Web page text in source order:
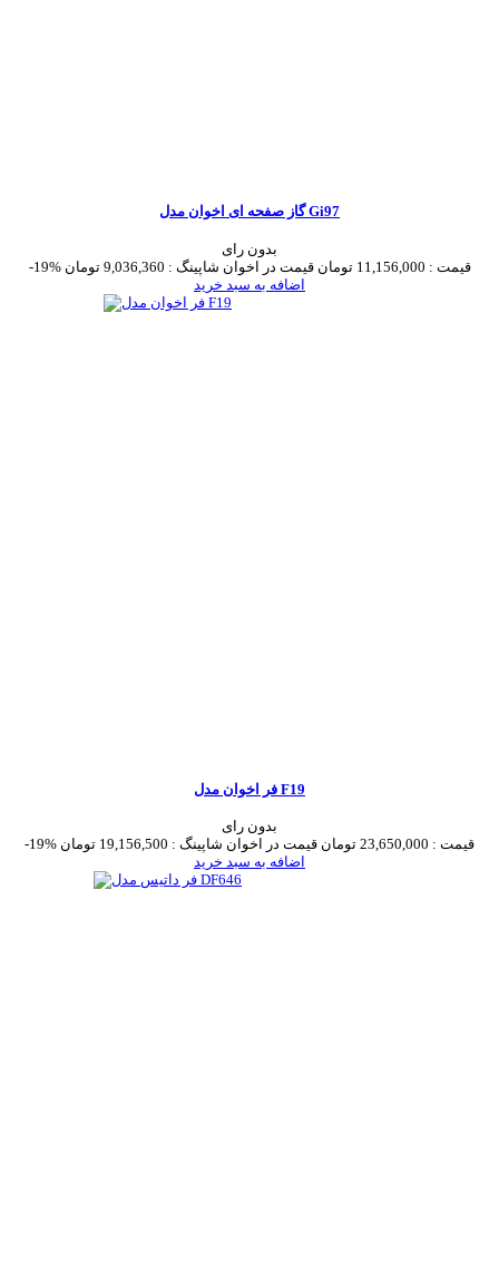
گاز صفحه ای اخوان مدل Gi97
بدون رای
-19%
قیمت : 11,156,000 تومان قیمت در اخوان شاپینگ : 9,036,360 تومان
اضافه به سبد خرید
فر اخوان مدل F19
بدون رای
-19%
قیمت : 23,650,000 تومان قیمت در اخوان شاپینگ : 19,156,500 تومان
اضافه به سبد خرید